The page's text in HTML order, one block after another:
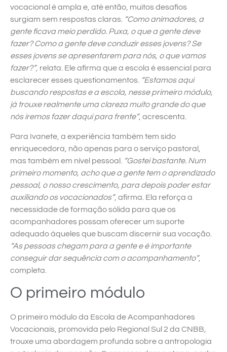
vocacional é ampla e, até então, muitos desafios
surgiam sem respostas claras. “Como animadores, a
gente ficava meio perdido. Puxa, o que a gente deve
fazer? Como a gente deve conduzir esses jovens? Se
esses jovens se apresentarem para nós, o que vamos
fazer?”, relata. Ele afirma que a escola é essencial para
esclarecer esses questionamentos. “Estamos aqui
buscando respostas e a escola, nesse primeiro módulo,
já trouxe realmente uma clareza muito grande do que
nós iremos fazer daqui para frente”, acrescenta.
Para Ivanete, a experiência também tem sido
enriquecedora, não apenas para o serviço pastoral,
mas também em nível pessoal.
“Gostei bastante. Num
primeiro momento, acho que a gente tem o aprendizado
pessoal, o nosso crescimento, para depois poder estar
auxiliando os vocacionados”, afirma. Ela reforça a
necessidade de formação sólida para que os
acompanhadores possam oferecer um suporte
adequado àqueles que buscam discernir sua vocação.
“As pessoas chegam para a gente e é importante
conseguir dar sequência com o acompanhamento”,
completa.
O primeiro módulo
O primeiro módulo da Escola de Acompanhadores
Vocacionais, promovida pelo Regional Sul 2 da CNBB,
trouxe uma abordagem profunda sobre a antropologia